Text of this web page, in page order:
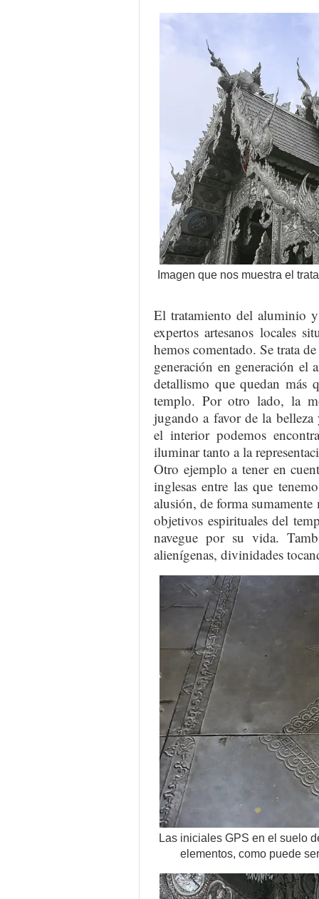
Imagen que nos muestra el
El tratamiento del aluminio
expertos artesanos locales
hemos comentado. Se trata
generación en generación el
detallismo que quedan más
templo. Por otro lado, la
jugando a favor de la
el interior podemos
iluminar tanto a la
Otro ejemplo a tener en
inglesas entre las que
alusión, de forma
objetivos espirituales del
navegue por su vida.
alienígenas, divinidades
Las iniciales GPS en el suelo
elementos, como puede